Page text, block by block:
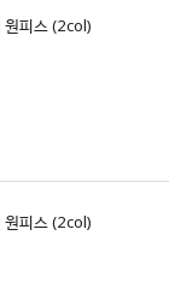
원피스 (2col)
원피스 (2col)